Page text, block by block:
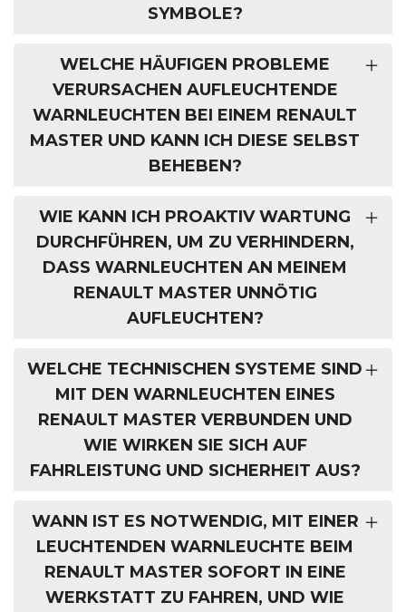
SYMBOLE?
WELCHE HÄUFIGEN PROBLEME
VERURSACHEN AUFLEUCHTENDE
WARNLEUCHTEN BEI EINEM RENAULT
MASTER UND KANN ICH DIESE SELBST
BEHEBEN?
WIE KANN ICH PROAKTIV WARTUNG
DURCHFÜHREN, UM ZU VERHINDERN,
DASS WARNLEUCHTEN AN MEINEM
RENAULT MASTER UNNÖTIG
AUFLEUCHTEN?
WELCHE TECHNISCHEN SYSTEME SIND
MIT DEN WARNLEUCHTEN EINES
RENAULT MASTER VERBUNDEN UND
WIE WIRKEN SIE SICH AUF
FAHRLEISTUNG UND SICHERHEIT AUS?
WANN IST ES NOTWENDIG, MIT EINER
LEUCHTENDEN WARNLEUCHTE BEIM
RENAULT MASTER SOFORT IN EINE
WERKSTATT ZU FAHREN, UND WIE